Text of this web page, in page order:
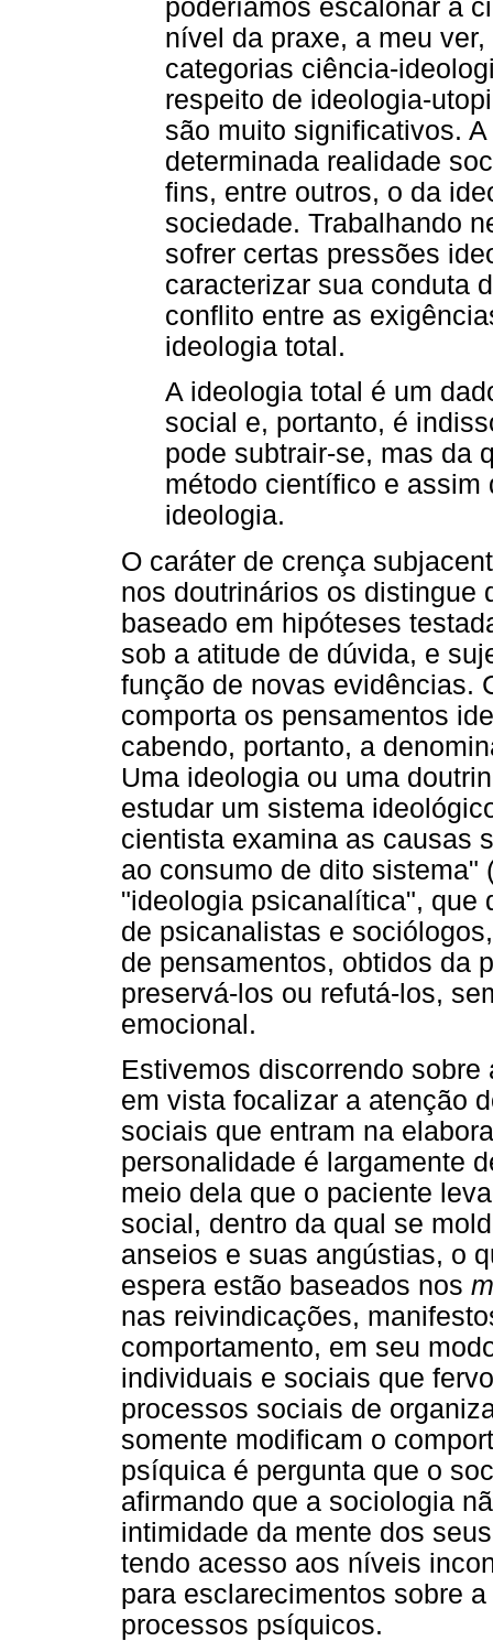
poderíamos escalonar a
nível da praxe, a meu
categorias ciência-
respeito de ideologia-
são muito significativos.
determinada realidade
fins, entre outros, o da
sociedade. Trabalhando
sofrer certas pressões
caracterizar sua conduta
conflito entre as
ideologia total.
A ideologia total é um
social e, portanto, é
pode subtrair-se, mas da
método científico e assim
ideologia.
O caráter de crença
nos doutrinários os distingue
baseado em hipóteses
sob a atitude de dúvida, e
função de novas evidências.
comporta os pensamentos
cabendo, portanto, a
Uma ideologia ou uma
estudar um sistema
cientista examina as causas
ao consumo de dito sistema"
"ideologia psicanalítica", que
de psicanalistas e
de pensamentos, obtidos da
preservá-los ou refutá-los,
emocional.
Estivemos discorrendo
em vista focalizar a atenção
sociais que entram na
personalidade é largamente
meio dela que o paciente
social, dentro da qual se
anseios e suas angústias, o
espera estão baseados nos
nas reivindicações,
comportamento, em seu
individuais e sociais que
processos sociais de
somente modificam o
psíquica é pergunta que o
afirmando que a sociologia
intimidade da mente dos
tendo acesso aos níveis
para esclarecimentos sobre
processos psíquicos.